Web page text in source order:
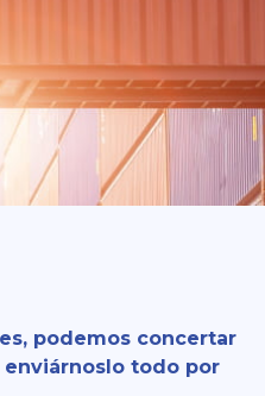
podemos concertar
todo por